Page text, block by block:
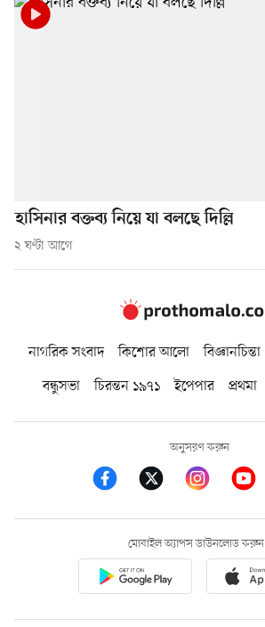
হাসিনার বক্তব্য নিয়ে যা বলছে দিল্লি
২ ঘণ্টা আগে
নাগরিক সংবাদ কিশোর আলো বিজ্ঞানচিন্তা
বন্ধুসভা
চিরন্তন ১৯৭১ ইপেপার প্রথমা
অনুসরণ করুন
মোবাইল অ্যাপস ডাউনলোড করুন